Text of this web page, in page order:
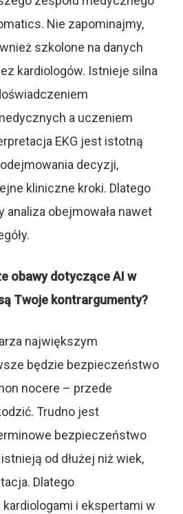
Nie zapominajmy,
szkolone na danych
kardiologów. Istnieje silna
a uczeniem
EKG jest istotną
decyzji,
kliniczne kroki. Dlatego
analiza obejmowała nawet
obawy dotyczące AI w
Twoje kontrargumenty?
największym
będzie bezpieczeństwo
nocere – przede
Trudno jest
bezpieczeństwo
od dłużej niż wiek,
Dlatego
i ekspertami w